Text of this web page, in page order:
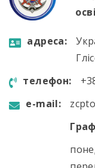
aдресa:
телефон:
e-mail: